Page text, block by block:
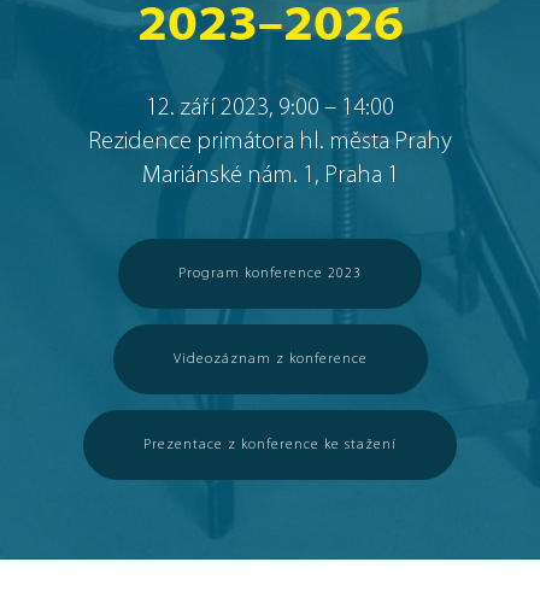
2023–2026
12. září 2023, 9:00 – 14:00
Rezidence primátora hl. města Prahy
Mariánské nám. 1, Praha 1
Program konference 2023
Videozáznam z konference
Prezentace z konference ke stažení